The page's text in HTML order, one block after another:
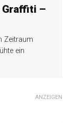
Graffiti –
Zeitraum
ein
ANZEIGEN